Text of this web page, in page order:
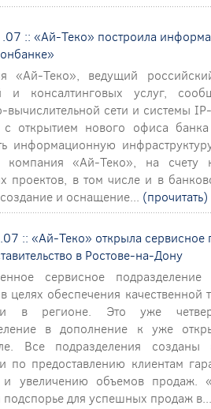
:: «Ай-Теко» построила
«Ай-Теко», ведущий
и консалтинговых услуг,
вычислительной сети и системы
открытием нового офиса
информационную
компания «Ай-Теко», на счету
проектов, в том числе и в
и оснащение... (прочитать)
:: «Ай-Теко» открыла сервисное
в Ростове-на-Дону
сервисное
целях обеспечения качественной
в регионе. Это уже
в дополнение к уже
Все подразделения
по предоставлению клиентам
и увеличению объемов продаж.
подспорье для успешных продаж в...